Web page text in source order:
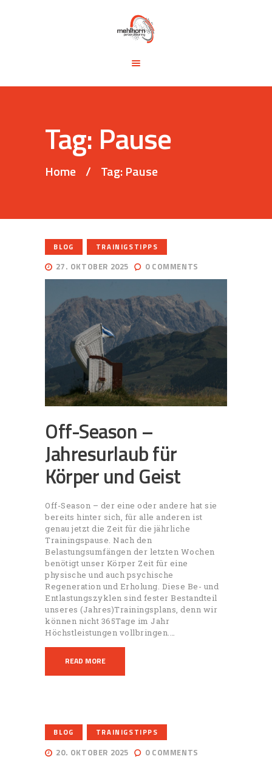
Tag: Pause
Home Tag: Pause
KONTAKT
BLOG TRAINIGSTIPPS
27. OKTOBER 2025 0 COMMENTS
Off-Season –
Jahresurlaub für
Körper und Geist
Off-Season – der eine oder andere hat sie
bereits hinter sich, für alle anderen ist
genau jetzt die Zeit für die jährliche
Trainingspause. Nach den
Belastungsumfängen der letzten Wochen
benötigt unser Körper Zeit für eine
physische und auch psychische
Regeneration und Erholung. Diese Be- und
Entlastungszyklen sind fester Bestandteil
unseres (Jahres)Trainingsplans, denn wir
können nicht 365Tage im Jahr
Höchstleistungen vollbringen.…
READ MORE
BLOG TRAINIGSTIPPS
20. OKTOBER 2025 0 COMMENTS